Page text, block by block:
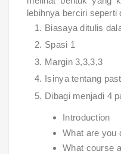
lebihnya berciri seperti
Biasaya ditulis
Spasi 1
Margin 3,3,3,3
Isinya tentang
Dibagi menjadi 4
Introduction
What are you
What course